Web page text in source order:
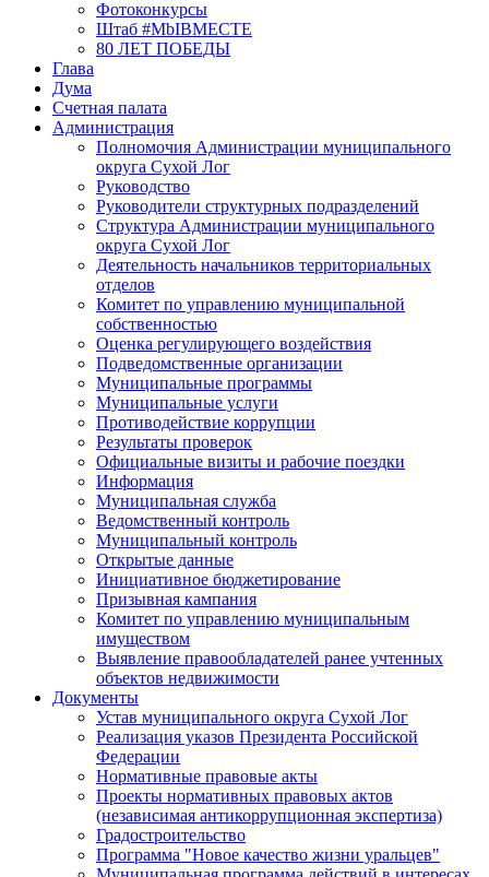
Фотоконкурсы
Штаб #MbIBMECTE
80 ЛЕТ ПОБЕДЫ
Глава
Дума
Счетная палата
Администрация
Полномочия Администрации муниципального
округа Сухой Лог
Руководство
Руководители структурных подразделений
Структура Администрации муниципального
округа Сухой Лог
Деятельность начальников территориальных
отделов
Комитет по управлению муниципальной
собственностью
Оценка регулирующего воздействия
Подведомственные организации
Муниципальные программы
Муниципальные услуги
Противодействие коррупции
Результаты проверок
Официальные визиты и рабочие поездки
Информация
Муниципальная служба
Ведомственный контроль
Муниципальный контроль
Открытые данные
Инициативное бюджетирование
Призывная кампания
Комитет по управлению муниципальным
имуществом
Выявление правообладателей ранее учтенных
объектов недвижимости
Документы
Устав муниципального округа Сухой Лог
Реализация указов Президента Российской
Федерации
Нормативные правовые акты
Проекты нормативных правовых актов
(независимая антикоррупционная экспертиза)
Градостроительство
Программа "Новое качество жизни уральцев"